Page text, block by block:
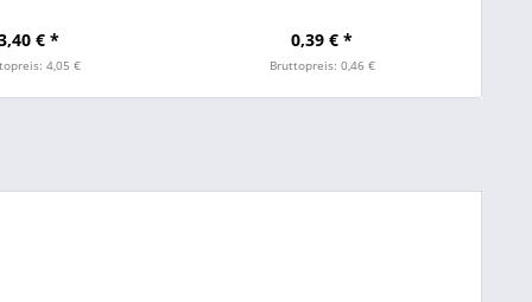
€ *
4,05 €
0,39 € *
Bruttopreis: 0,46 €